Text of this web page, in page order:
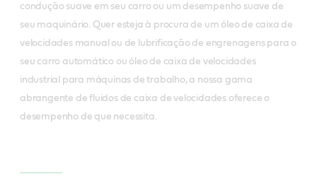
condução suave em seu carro ou um desempenho suave de
seu maquinário. Quer esteja à procura de um óleo de caixa de
velocidades manual ou de lubrificação de engrenagens para o
seu carro automático ou óleo de caixa de velocidades
industrial para máquinas de trabalho, a nossa gama
abrangente de fluidos de caixa de velocidades oferece o
desempenho de que necessita.